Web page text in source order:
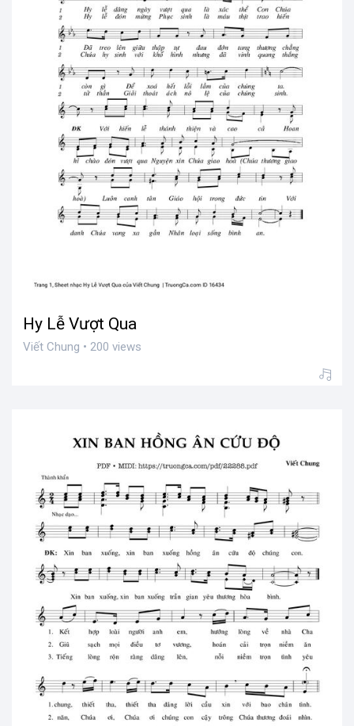
Hy Lễ Vượt Qua
Viết Chung • 200 views